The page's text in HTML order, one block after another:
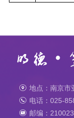
地点：南京市
电话：025-
邮编：210023